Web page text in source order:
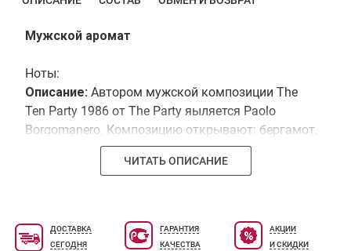
Мужской аромат
Ноты:
Описание:Автором мужской композиции The
Ten Party 1986 от The Party яыляется Paolo
Borgomanero. Композицию открывают: бергамот,
болгарская лаванда, лимон, тмин, птитгрейн и
роза. В сердце композиции: эстрагон, жасмин и
ЧИТАТЬ ОПИСАНИЕ
ДОСТАВКА
СЕГОДНЯ
ГАРАНТИЯ
КАЧЕСТВА
АКЦИИ
И СКИДКИ